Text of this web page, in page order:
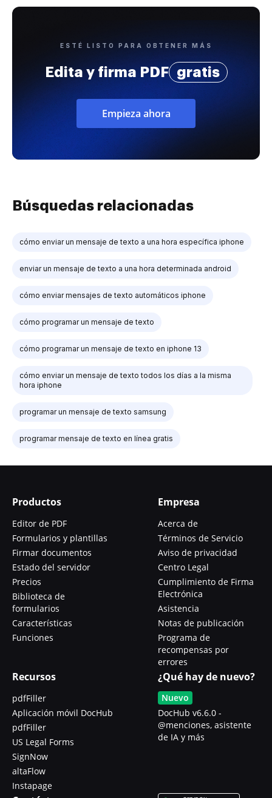
ESTÉ LISTO PARA OBTENER MÁS
Edita y firma PDF gratis
Empieza ahora
Búsquedas relacionadas
cómo enviar un mensaje de texto a una hora específica iphone
enviar un mensaje de texto a una hora determinada android
cómo enviar mensajes de texto automáticos iphone
cómo programar un mensaje de texto
cómo programar un mensaje de texto en iphone 13
cómo enviar un mensaje de texto todos los días a la misma
hora iphone
programar un mensaje de texto samsung
programar mensaje de texto en línea gratis
Productos
Editor de PDF
Formularios y plantillas
Firmar documentos
Estado del servidor
Precios
Biblioteca de
formularios
Características
Funciones
Empresa
Acerca de
Términos de Servicio
Aviso de privacidad
Centro Legal
Cumplimiento de Firma
Electrónica
Asistencia
Notas de publicación
Programa de
recompensas por
errores
Recursos
pdfFiller
Aplicación móvil DocHub
pdfFiller
US Legal Forms
SignNow
altaFlow
Instapage
¿Qué hay de nuevo?
Nuevo
DocHub v6.6.0 -
@menciones, asistente
de IA y más